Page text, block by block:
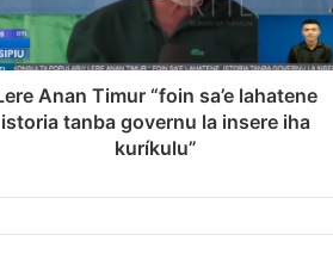
Anan Timur “foin sa’e lahatene
istoria tanba governu la insere iha
kuríkulu”